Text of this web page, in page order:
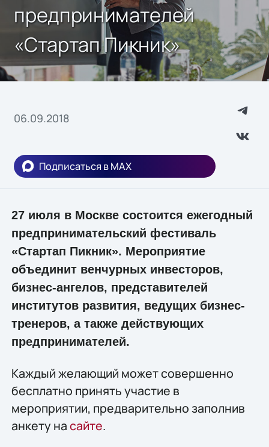
предпринимателей
«Стартап Пикник»
06.09.2018
Подписаться в MAX
27 июля в Москве состоится ежегодный
предпринимательский фестиваль
«Стартап Пикник». Мероприятие
объединит венчурных инвесторов,
бизнес-ангелов, представителей
институтов развития, ведущих бизнес-
тренеров, а также действующих
предпринимателей.
Каждый желающий может совершенно
бесплатно принять участие в
мероприятии, предварительно заполнив
анкету насайте.